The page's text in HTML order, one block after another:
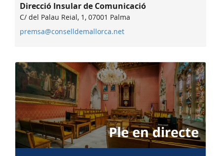
Direcció Insular de Comunicació
C/ del Palau Reial, 1, 07001 Palma
premsa@conselldemallorca.net